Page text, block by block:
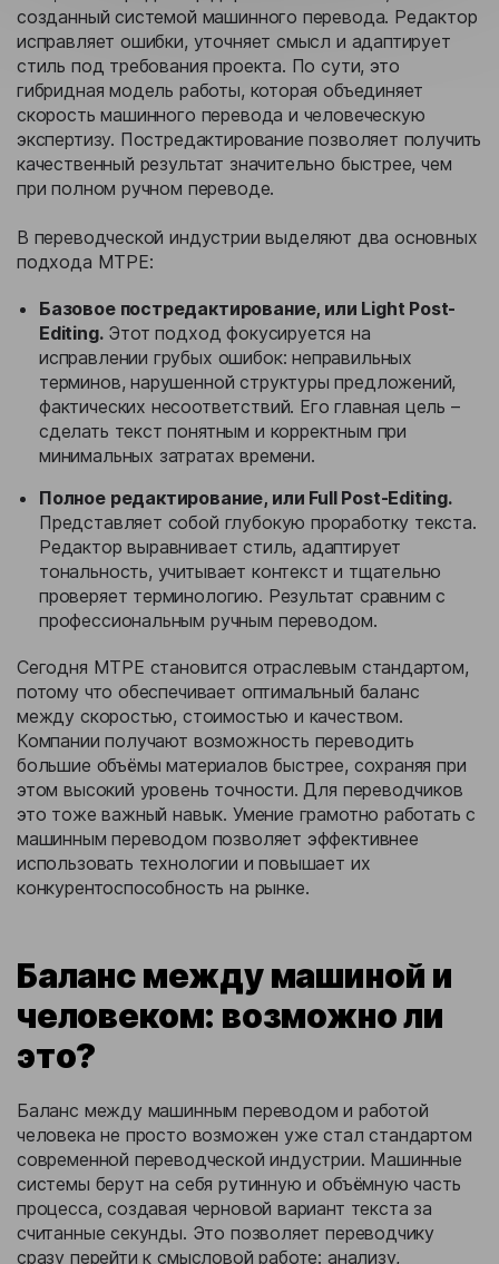
созданный системой машинного перевода. Редактор
исправляет ошибки, уточняет смысл и адаптирует
стиль под требования проекта. По сути, это
гибридная модель работы, которая объединяет
скорость машинного перевода и человеческую
экспертизу. Постредактирование позволяет получить
качественный результат значительно быстрее, чем
при полном ручном переводе.
В переводческой индустрии выделяют два основных
подхода MTPE:
Базовое постредактирование, или Light Post-
Editing.Этот подход фокусируется на
исправлении грубых ошибок: неправильных
терминов, нарушенной структуры предложений,
фактических несоответствий. Его главная цель –
сделать текст понятным и корректным при
минимальных затратах времени.
Полное редактирование, или Full Post-Editing.
Представляет собой глубокую проработку текста.
Редактор выравнивает стиль, адаптирует
тональность, учитывает контекст и тщательно
проверяет терминологию. Результат сравним с
профессиональным ручным переводом.
Сегодня MTPE становится отраслевым стандартом,
потому что обеспечивает оптимальный баланс
между скоростью, стоимостью и качеством.
Компании получают возможность переводить
большие объёмы материалов быстрее, сохраняя при
этом высокий уровень точности. Для переводчиков
это тоже важный навык. Умение грамотно работать с
машинным переводом позволяет эффективнее
использовать технологии и повышает их
конкурентоспособность на рынке.
Баланс между машиной и
человеком: возможно ли
это?
Баланс между машинным переводом и работой
человека не просто возможен уже стал стандартом
современной переводческой индустрии. Машинные
системы берут на себя рутинную и объёмную часть
процесса, создавая черновой вариант текста за
считанные секунды. Это позволяет переводчику
сразу перейти к смысловой работе: анализу,